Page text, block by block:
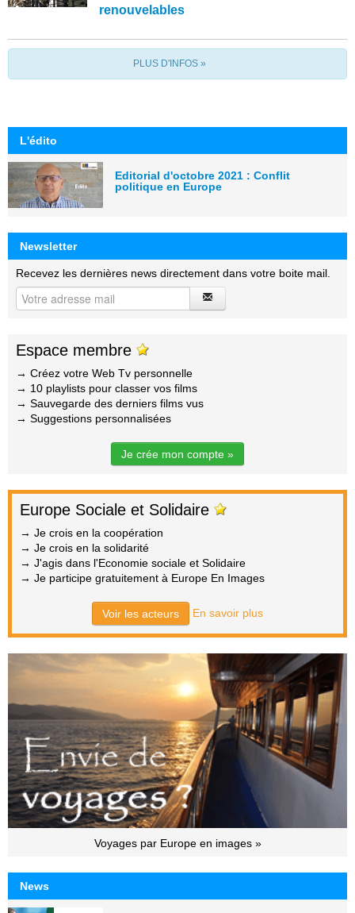
renouvelables
PLUS D'INFOS »
L'édito
Editorial d'octobre 2021 : Conflit
politique en Europe
Newsletter
Recevez les dernières news directement dans votre boite mail.
Espace membre
→ Créez votre Web Tv personnelle
→ 10 playlists pour classer vos films
→ Sauvegarde des derniers films vus
→ Suggestions personnalisées
Je crée mon compte »
Europe Sociale et Solidaire
→ Je crois en la coopération
→ Je crois en la solidarité
→ J'agis dans l'Economie sociale et Solidaire
→ Je participe gratuitement à Europe En Images
Voir les acteurs En savoir plus
Voyages par Europe en images »
News